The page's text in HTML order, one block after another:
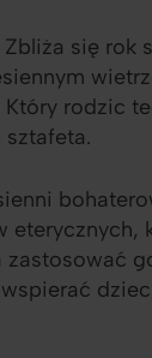
się rok
rodzic
zastosować